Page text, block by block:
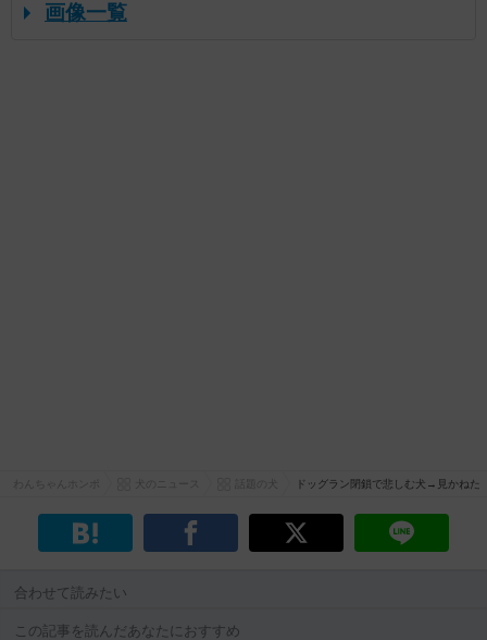
画像一覧
ドッグラン閉鎖で悲しむ犬→見かね
合わせて読みたい
この記事を読んだあなたにおすすめ